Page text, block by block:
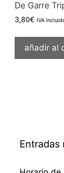
De Garre
3,80€ IVA
añadir al
Entradas